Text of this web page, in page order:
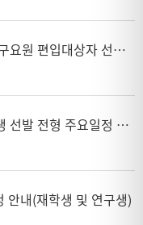
대상자 선발 신청 안내
전형 주요일정 안내
안내(재학생 및 연구생)